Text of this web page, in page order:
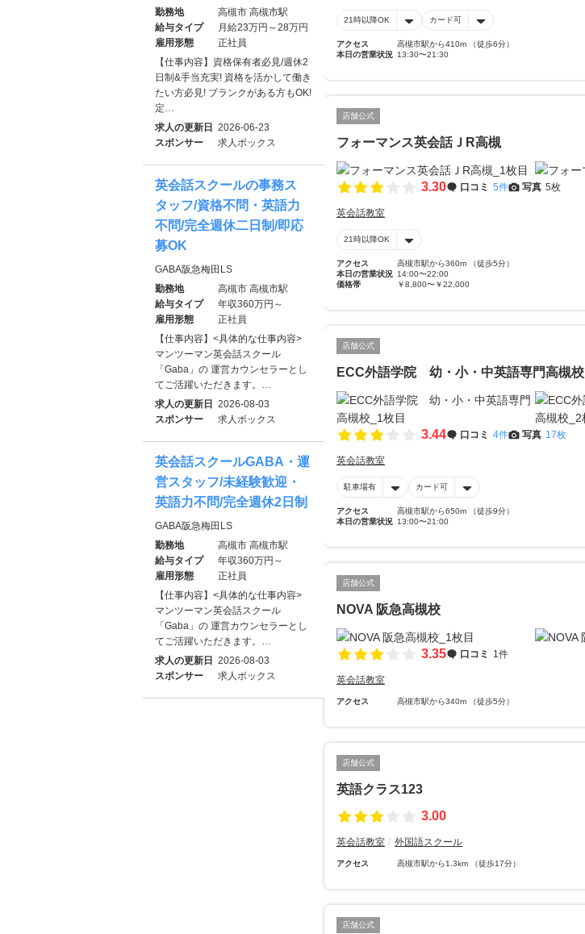
21時以降OK カード可
アクセス
高槻市駅から410m （徒歩6分）
本日の営業状況 13:30〜21:30
店舗公式
フォーマンス英会話ＪR高槻
3.30 口コミ 5件 写真 5枚
英会話教室
21時以降OK
アクセス
高槻市駅から360m （徒歩5分）
本日の営業状況 14:00〜22:00
価格帯
￥8,800〜￥22,000
店舗公式
ECC外語学院 幼・小・中英語専門高槻校
3.44 口コミ 4件 写真 17枚
英会話教室
駐車場有 カード可
アクセス
高槻市駅から650m （徒歩9分）
本日の営業状況 13:00〜21:00
店舗公式
NOVA 阪急高槻校
3.35 口コミ 1件
英会話教室
アクセス 高槻市駅から340m （徒歩5分）
店舗公式
英語クラス123
3.00
英会話教室 外国語スクール
アクセス 高槻市駅から1.3km （徒歩17分）
店舗公式
勤務地
高槻市 高槻市駅
給与タイプ
月給23万円～28万円
雇用形態
正社員
【仕事内容】資格保有者必見/週休2
日制&手当充実! 資格を活かして働き
たい方必見! ブランクがある方もOK!
定…
求人の更新日 2026-06-23
スポンサー
求人ボックス
英会話スクールの事務ス
タッフ/資格不問・英語力
不問/完全週休二日制/即応
募OK
GABA阪急梅田LS
勤務地
高槻市 高槻市駅
給与タイプ
年収360万円～
雇用形態
正社員
【仕事内容】<具体的な仕事内容>
マンツーマン英会話スクール
「Gaba」の 運営カウンセラーとし
てご活躍いただきます。…
求人の更新日 2026-08-03
スポンサー
求人ボックス
英会話スクールGABA・運
営スタッフ/未経験歓迎・
英語力不問/完全週休2日制
GABA阪急梅田LS
勤務地
高槻市 高槻市駅
給与タイプ
年収360万円～
雇用形態
正社員
【仕事内容】<具体的な仕事内容>
マンツーマン英会話スクール
「Gaba」の 運営カウンセラーとし
てご活躍いただきます。…
求人の更新日 2026-08-03
スポンサー
求人ボックス